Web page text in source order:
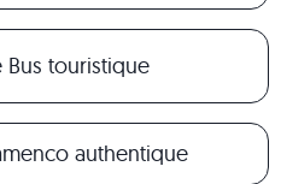
Bus touristique
authentique